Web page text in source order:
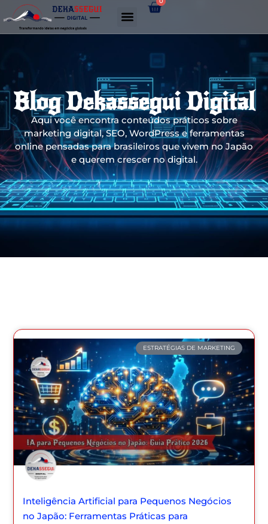
Blog Dekassegui Digital
Aqui você encontra conteúdos práticos sobre
marketing digital, SEO, WordPress e ferramentas
online pensadas para brasileiros que vivem no Japão
e querem crescer no digital.
ESTRATÉGIAS DE MARKETING
Inteligência Artificial para Pequenos Negócios
no Japão: Ferramentas Práticas para